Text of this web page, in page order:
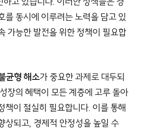
를 동시에 이루려는 노력을 담고 있
가능한 발전을 위한 정책이 필요합
균형 해소가 중요한 과제로 대두되
장의 혜택이 모든 계층에 고루 돌아
책이 절실히 필요합니다. 이를 통해
상되고, 경제적 안정성을 높일 수